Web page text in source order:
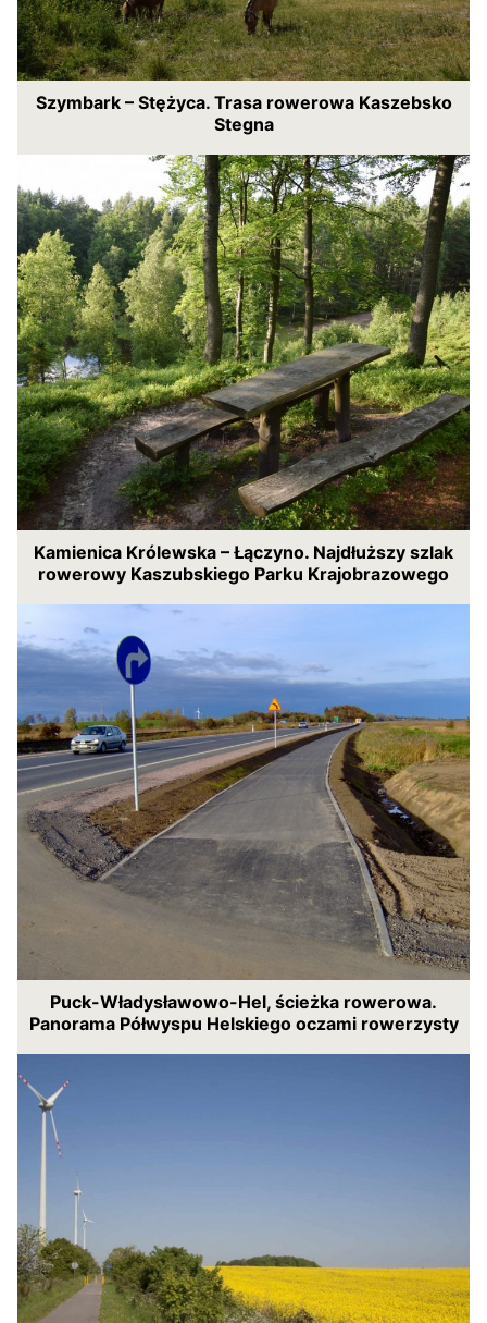
Szymbark – Stężyca. Trasa rowerowa Kaszebsko
Stegna
Kamienica Królewska – Łączyno. Najdłuższy szlak
rowerowy Kaszubskiego Parku Krajobrazowego
Puck-Władysławowo-Hel, ścieżka rowerowa.
Panorama Półwyspu Helskiego oczami rowerzysty